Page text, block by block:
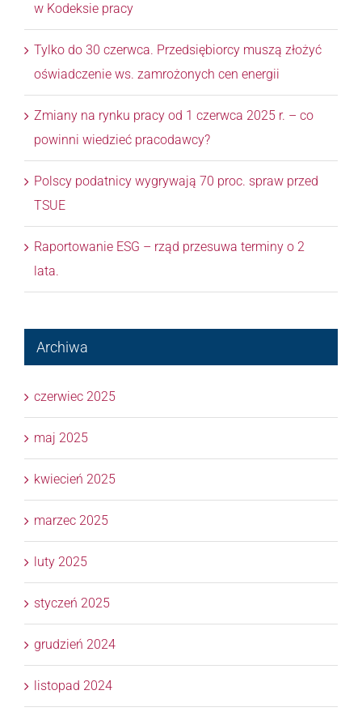
w Kodeksie pracy
Tylko do 30 czerwca. Przedsiębiorcy muszą złożyć
oświadczenie ws. zamrożonych cen energii
Zmiany na rynku pracy od 1 czerwca 2025 r. – co
powinni wiedzieć pracodawcy?
Polscy podatnicy wygrywają 70 proc. spraw przed
TSUE
Raportowanie ESG – rząd przesuwa terminy o 2
lata.
Archiwa
czerwiec 2025
maj 2025
kwiecień 2025
marzec 2025
luty 2025
styczeń 2025
grudzień 2024
listopad 2024